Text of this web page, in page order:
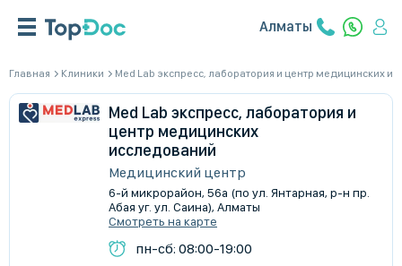
Алматы
Главная Клиники Med Lab экспресс, лаборатория и центр медицинских
Med Lab экспресс, лаборатория и
центр медицинских
исследований
Медицинский центр
​6-й микрорайон, 56а (по ул. Янтарная, р-н пр.
Абая уг. ул. Саина), Алматы
Смотреть на карте
пн-сб: 08:00-19:00